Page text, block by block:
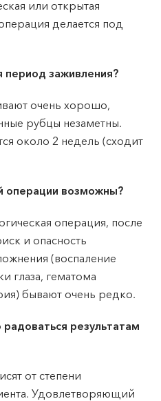
или открытая
делается под
период заживления?
очень хорошо,
рубцы незаметны.
около 2 недель (сходит
операции возможны?
операция, после
и опасность
(воспаление
глаза, гематома
бывают очень редко.
результатам
от степени
Удовлетворяющий